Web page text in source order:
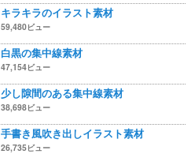
キラキラのイラスト素材
59,480ビュー
白黒の集中線素材
47,154ビュー
少し隙間のある集中線素材
38,698ビュー
手書き風吹き出しイラスト素材
26,735ビュー